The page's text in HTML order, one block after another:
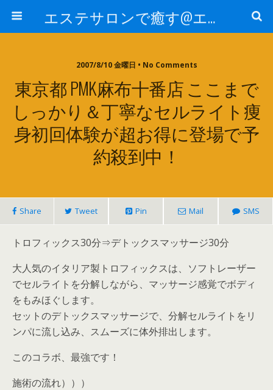
エステサロンで癒す@エステ～全国エステ情報
2007/8/10 金曜日 • No Comments
東京都 PMK麻布十番店 ここまで
しっかり＆丁寧なセルライト痩
身初回体験が超お得に登場で予
約殺到中！
Share Tweet Pin Mail SMS
トロフィックス30分⇒デトックスマッサージ30分
大人気のイタリア製トロフィックスは、ソフトレーザー
でセルライトを分解しながら、マッサージ感覚でボディ
をもみほぐします。
セットのデトックスマッサージで、分解セルライトをリ
ンパに流し込み、スムーズに体外排出します。
このコラボ、最強です！
施術の流れ）））